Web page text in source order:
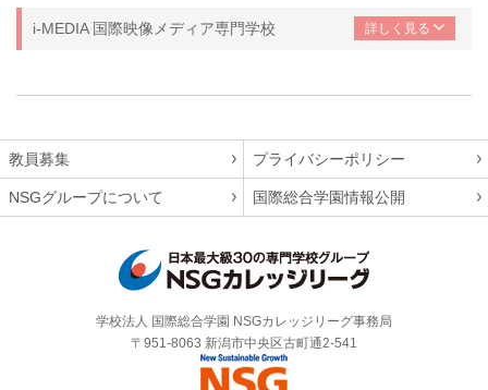
i-MEDIA 国際映像メディア専門学校
教員募集 プライバシーポリシー
NSGグループについて 国際総合学園情報公開
学校法人 国際総合学園 NSGカレッジリーグ事務局
〒951-8063 新潟市中央区古町通2-541